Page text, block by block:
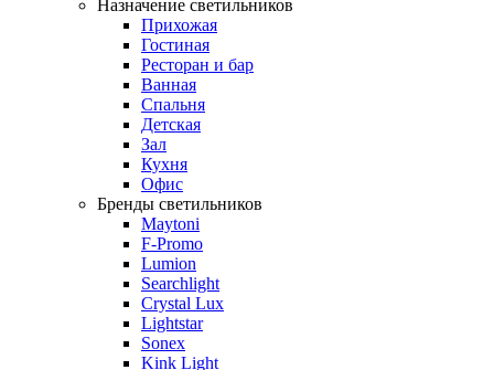
Назначение светильников
Прихожая
Гостиная
Ресторан и бар
Ванная
Спальня
Детская
Зал
Кухня
Офис
Бренды светильников
Maytoni
F-Promo
Lumion
Searchlight
Crystal Lux
Lightstar
Sonex
Kink Light